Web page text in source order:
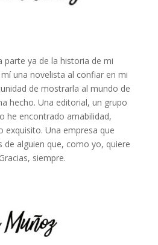
parte ya de la historia de mi
una novelista al confiar en mi
de mostrarla al mundo de
hecho. Una editorial, un grupo
he encontrado amabilidad,
exquisito. Una empresa que
de alguien que, como yo, quiere
siempre.